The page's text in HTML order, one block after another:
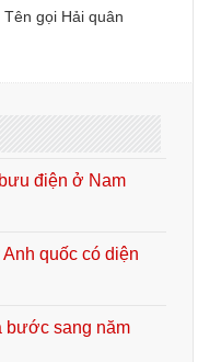
Tên gọi Hải quân
điện ở Nam
quốc có diện
bước sang năm